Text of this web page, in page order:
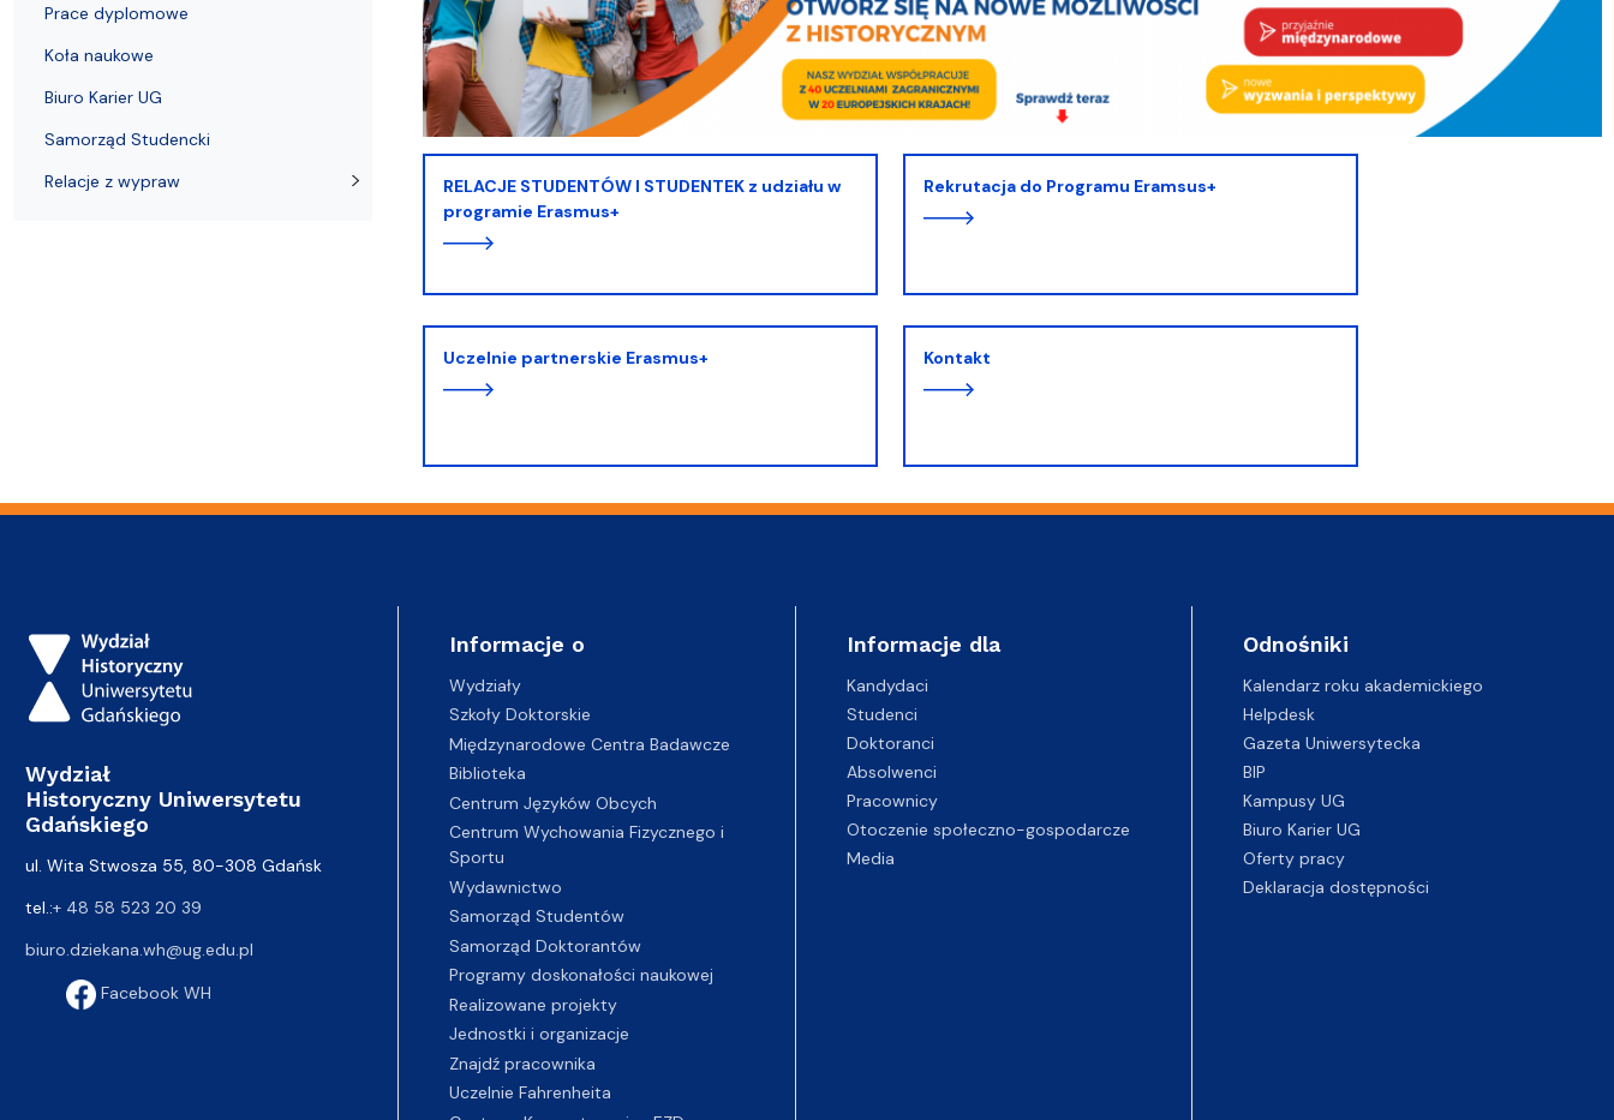
RELACJE STUDENTÓW I STUDENTEK z udziału w
programie Erasmus+
Rekrutacja do Programu Eramsus+
Uczelnie partnerskie Erasmus+ Kontakt
Prace dyplomowe
Koła naukowe
Biuro Karier UG
Samorząd Studencki
Relacje z wypraw
Wydział
Historyczny Uniwersytetu
Gdańskiego
ul. Wita Stwosza 55, 80-308 Gdańsk
tel.:+ 48 58 523 20 39
biuro.dziekana.wh@ug.edu.pl
Facebook WH
Informacje o
Wydziały
Szkoły Doktorskie
Międzynarodowe Centra Badawcze
Biblioteka
Centrum Języków Obcych
Centrum Wychowania Fizycznego i
Sportu
Wydawnictwo
Samorząd Studentów
Samorząd Doktorantów
Programy doskonałości naukowej
Realizowane projekty
Jednostki i organizacje
Znajdź pracownika
Uczelnie Fahrenheita
Informacje dla
Kandydaci
Studenci
Doktoranci
Absolwenci
Pracownicy
Otoczenie społeczno-gospodarcze
Media
Odnośniki
Kalendarz roku akademickiego
Helpdesk
Gazeta Uniwersytecka
BIP
Kampusy UG
Biuro Karier UG
Oferty pracy
Deklaracja dostępności